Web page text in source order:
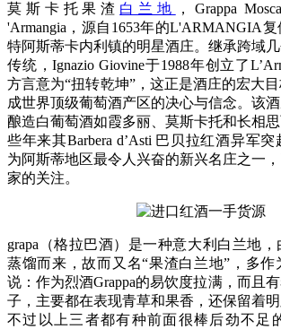
莫斯卡托果渣 白兰地
，Grappa
'Armangia，源自1653年的L'ARMANGIA
特阿斯蒂卡内利镇的明星酒庄。继承跨域
传统，Ignazio Giovine于1988年创立了
方言意为“扭转乾坤”，这正是酒庄的宏大
成世界顶级葡萄酒产区的决心与信念。该
酿造白葡萄酒如霞多丽、莫斯卡托和长相
些年来其Barbera d’Asti 巴贝拉红酒异军
为阿斯蒂地区最令人兴奋的新兴名庄之一
家的关注。
grapa（格拉巴酒）是一种意大利白兰地
蒸馏而来，故而又名“果渣白兰地”，多
说：作为烈酒Grappa的易饮度拉满，而且
子，主要都在表现青草和果香，还保留着明
不过以上三者都有种前面很棒后劲不足